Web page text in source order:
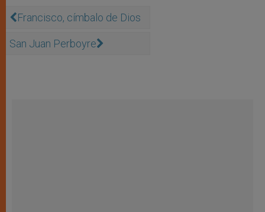
Francisco, címbalo de Dios
San Juan Perboyre